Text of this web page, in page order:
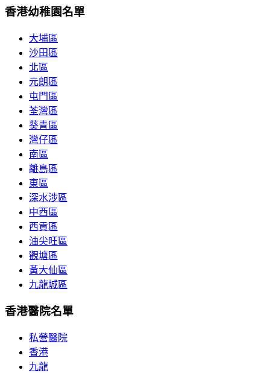
香港幼稚園名單
大埔區
沙田區
北區
元朗區
屯門區
荃灣區
葵青區
灣仔區
南區
離島區
東區
深水涉區
中西區
西貢區
油尖旺區
觀塘區
黃大仙區
九龍城區
香港醫院名單
私營醫院
香港
九龍